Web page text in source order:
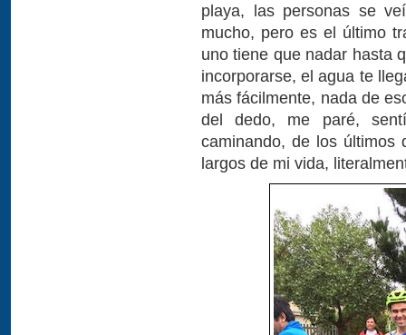
playa, las personas se
mucho, pero es el último
uno tiene que nadar hasta
incorporarse, el agua te
más fácilmente, nada de
del dedo, me paré,
caminando, de los últimos
largos de mi vida,